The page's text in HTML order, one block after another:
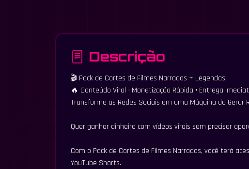
Descrição
🎬 Pack de Cortes de Filmes Narrados + Legendas
🔥 Conteúdo Viral • Monetização Rápida • Entrega
Transforme as Redes Sociais em uma Máquina de Gerar
Quer ganhar dinheiro com vídeos virais sem precisar
Com o Pack de Cortes de Filmes Narrados, você terá
YouTube Shorts.